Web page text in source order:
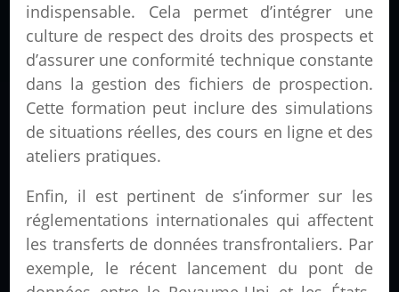
indispensable. Cela permet d’intégrer une
culture de respect des droits des prospects et
d’assurer une conformité technique constante
dans la gestion des fichiers de prospection.
Cette formation peut inclure des simulations
de situations réelles, des cours en ligne et des
ateliers pratiques.
Enfin, il est pertinent de s’informer sur les
réglementations internationales qui affectent
les transferts de données transfrontaliers. Par
exemple, le récent lancement du pont de